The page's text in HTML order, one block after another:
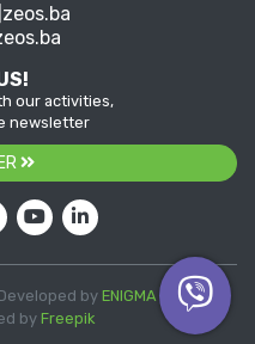
our activities,
newsletter
by ENIGMA| Vector
by Freepik